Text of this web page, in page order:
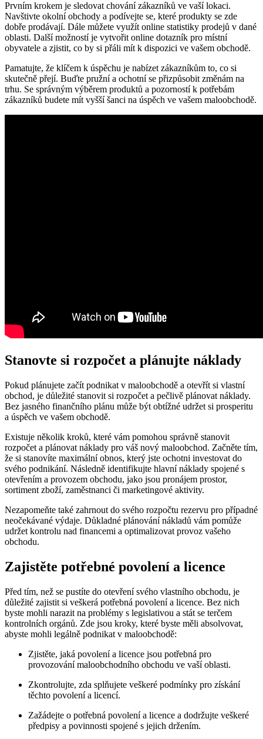
Prvním krokem je sledovat chování zákazníků ve vaší lokaci.
Navštivte okolní obchody a podívejte se, které produkty se zde
dobře prodávají. Dále můžete využít online statistiky prodejů v dané
oblasti. Další možností je vytvořit online dotazník pro místní
obyvatele a zjistit, co by si přáli mít k dispozici ve vašem obchodě.
Pamatujte, že klíčem k úspěchu je nabízet zákazníkům to, co si
skutečně přejí. Buďte pružní a ochotní se přizpůsobit změnám na
trhu. Se správným výběrem produktů a pozorností k potřebám
zákazníků budete mít vyšší šanci na úspěch ve vašem maloobchodě.
Stanovte si rozpočet a plánujte náklady
Pokud plánujete začít podnikat v maloobchodě a otevřít si vlastní
obchod, je důležité stanovit si rozpočet a pečlivě plánovat náklady.
Bez jasného finančního plánu může být obtížné udržet si prosperitu
a úspěch ve vašem obchodě.
Existuje několik kroků, které vám pomohou správně stanovit
rozpočet a plánovat náklady pro váš nový maloobchod. Začněte tím,
že si stanovíte maximální obnos, který jste ochotni investovat do
svého podnikání. Následně identifikujte hlavní náklady spojené s
otevřením a provozem obchodu, jako jsou pronájem prostor,
sortiment zboží, zaměstnanci či marketingové aktivity.
Nezapomeňte také zahrnout do svého rozpočtu rezervu pro případné
neočekávané výdaje. Důkladné plánování nákladů vám pomůže
udržet kontrolu nad financemi a optimalizovat provoz vašeho
obchodu.
Zajistěte potřebné povolení a licence
Před tím, než se pustíte do otevření svého vlastního obchodu, je
důležité zajistit si veškerá potřebná povolení a licence. Bez nich
byste mohli narazit na problémy s legislativou a stát se terčem
kontrolních orgánů. Zde jsou kroky, které byste měli absolvovat,
abyste mohli legálně podnikat v maloobchodě:
Zjistěte, jaká povolení a licence jsou potřebná pro
provozování maloobchodního obchodu ve vaší oblasti.
Zkontrolujte, zda splňujete veškeré podmínky pro získání
těchto povolení a licencí.
Zažádejte o potřebná povolení a licence a dodržujte veškeré
předpisy a povinnosti spojené s jejich držením.